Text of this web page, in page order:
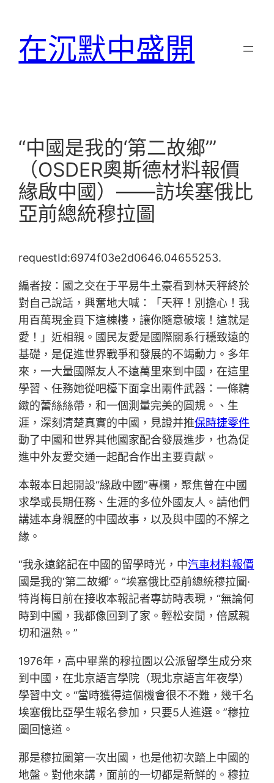
在沉默中盛開
“中國是我的‘第二故鄉’”
（OSDER奧斯德材料報價
緣啟中國）——訪埃塞俄比
亞前總統穆拉圖
requestId:6974f03e2d0646.04655253.
編者按：國之交在于平易牛土豪看到林天秤終於
對自己說話，興奮地大喊：「天秤！別擔心！我
用百萬現金買下這棟樓，讓你隨意破壞！這就是
愛！」近相親。國民友愛是國際關系行穩致遠的
基礎，是促進世界戰爭和發展的不竭動力。多年
來，一大量國際友人不遠萬里來到中國，在這里
學習、任務她從吧檯下面拿出兩件武器：一條精
緻的蕾絲絲帶，和一個測量完美的圓規。、生
涯，深刻清楚真實的中國，見證并推保時捷零件
動了中國和世界其他國家配合發展進步，也為促
進中外友愛交通一起配合作出主要貢獻。
本報本日起開設“緣啟中國”專欄，聚焦曾在中國
求學或長期任務、生涯的多位外國友人。請他們
講述本身親歷的中國故事，以及與中國的不解之
緣。
“我永遠銘記在中國的留學時光，中汽車材料報價
國是我的‘第二故鄉’。”埃塞俄比亞前總統穆拉圖·
特肖梅日前在接收本報記者專訪時表現，“無論何
時到中國，我都像回到了家。輕松安閒，倍感親
切和溫熱。”
1976年，高中畢業的穆拉圖以公派留學生成分來
到中國，在北京語言學院（現北京語言年夜學）
學習中文。“當時獲得這個機會很不不難，幾千名
埃塞俄比亞學生報名參加，只要5人進選。”穆拉
圖回憶道。
那是穆拉圖第一次出國，也是他初次踏上中國的
地盤。對他來講，面前的一切都是新鮮的。穆拉